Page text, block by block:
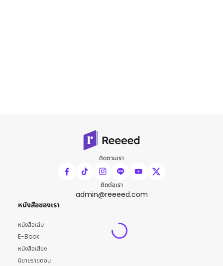
ติดตามเรา
ติดต่อเรา
admin@reeeed.com
หนังสือของเรา
หนังสือเล่ม
E-Book
หนังสือเสียง
นิยายรายตอน